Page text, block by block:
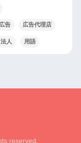
告 広告代理店
法人 用語
reserved.